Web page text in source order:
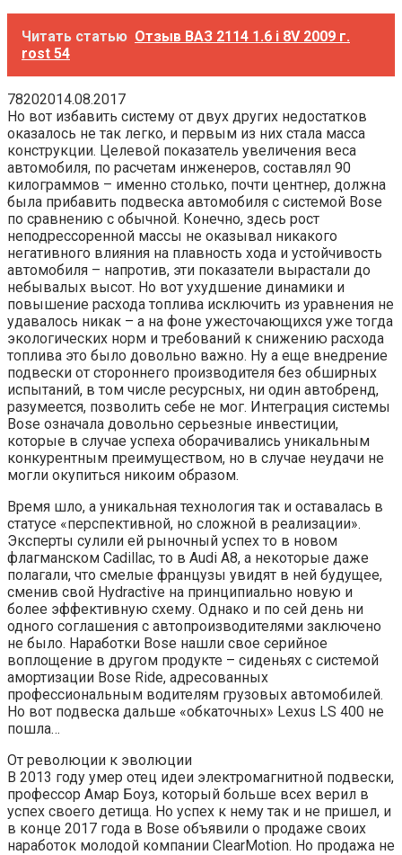
Читать статью Отзыв ВАЗ 2114 1.6 i 8V 2009 г.
rost 54
78202014.08.2017
Но вот избавить систему от двух других недостатков
оказалось не так легко, и первым из них стала масса
конструкции. Целевой показатель увеличения веса
автомобиля, по расчетам инженеров, составлял 90
килограммов – именно столько, почти центнер, должна
была прибавить подвеска автомобиля с системой Bose
по сравнению с обычной. Конечно, здесь рост
неподрессоренной массы не оказывал никакого
негативного влияния на плавность хода и устойчивость
автомобиля – напротив, эти показатели вырастали до
небывалых высот. Но вот ухудшение динамики и
повышение расхода топлива исключить из уравнения не
удавалось никак – а на фоне ужесточающихся уже тогда
экологических норм и требований к снижению расхода
топлива это было довольно важно. Ну а еще внедрение
подвески от стороннего производителя без обширных
испытаний, в том числе ресурсных, ни один автобренд,
разумеется, позволить себе не мог. Интеграция системы
Bose означала довольно серьезные инвестиции,
которые в случае успеха оборачивались уникальным
конкурентным преимуществом, но в случае неудачи не
могли окупиться никоим образом.
Время шло, а уникальная технология так и оставалась в
статусе «перспективной, но сложной в реализации».
Эксперты сулили ей рыночный успех то в новом
флагманском Cadillac, то в Audi A8, а некоторые даже
полагали, что смелые французы увидят в ней будущее,
сменив свой Hydractive на принципиально новую и
более эффективную схему. Однако и по сей день ни
одного соглашения с автопроизводителями заключено
не было. Наработки Bose нашли свое серийное
воплощение в другом продукте – сиденьях с системой
амортизации Bose Ride, адресованных
профессиональным водителям грузовых автомобилей.
Но вот подвеска дальше «обкаточных» Lexus LS 400 не
пошла…
От революции к эволюции
В 2013 году умер отец идеи электромагнитной подвески,
профессор Амар Боуз, который больше всех верил в
успех своего детища. Но успех к нему так и не пришел, и
в конце 2017 года в Bose объявили о продаже своих
наработок молодой компании ClearMotion. Но продажа не